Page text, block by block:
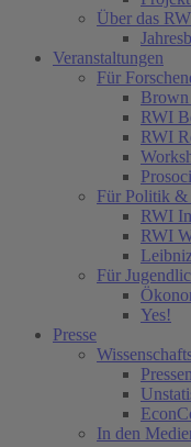
Über das
Veranstaltungen
Für
Brown
RWI
RWI
Für Politik
RWI
RWI
Für
Yes!
Presse
In den